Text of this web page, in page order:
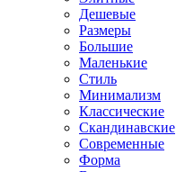
Дешевые
Размеры
Большие
Маленькие
Стиль
Минимализм
Классические
Скандинавские
Современные
Форма